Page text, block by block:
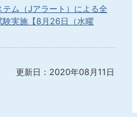
ム（Jアラート）による全
験実施【8月26日（水曜
更新日：2020年08月11日